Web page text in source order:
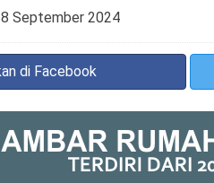
September 2024
di Facebook